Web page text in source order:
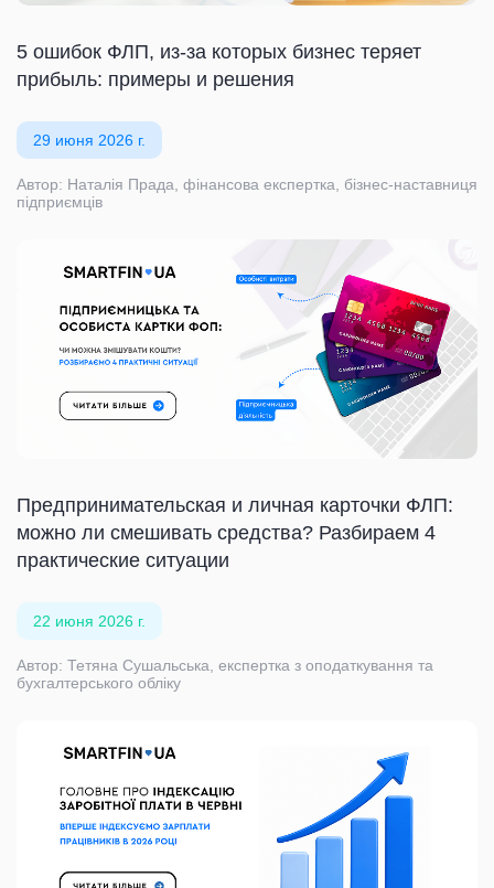
5 ошибок ФЛП, из-за которых бизнес теряет
прибыль: примеры и решения
29 июня 2026 г.
Автор: Наталія Прада, фінансова експертка, бізнес-наставниця
підприємців
Предпринимательская и личная карточки ФЛП:
можно ли смешивать средства? Разбираем 4
практические ситуации
22 июня 2026 г.
Автор: Тетяна Сушальська, експертка з оподаткування та
бухгалтерського обліку